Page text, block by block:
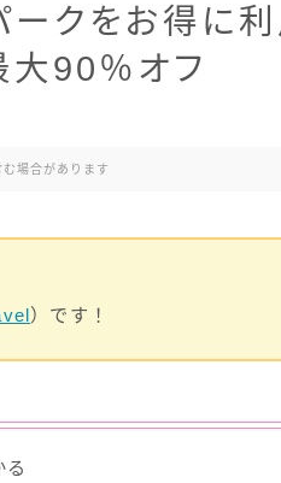
ークをお得に利
大90％オフ
場合があります
）です！
る